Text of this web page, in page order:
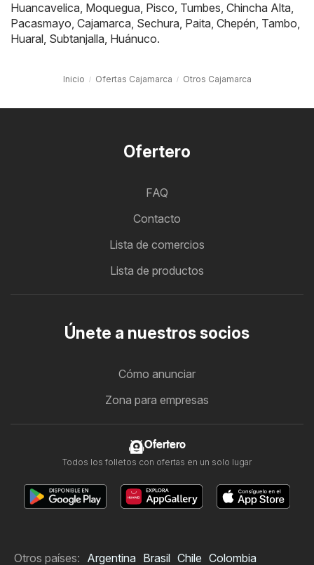
Huancavelica Moquegua Pisco Tumbes Chincha Alta
Pacasmayo Cajamarca Sechura Paita Chepén Tambo
Huaral Subtanjalla Huánuco.
Inicio Ofertas Cajamarca Otros Cajamarca
Ofertero
FAQ
Contacto
Lista de comercios
Lista de productos
Únete a nuestros socios
Cómo anunciar
Zona para empresas
Ofertero
Todos los folletos con ofertas en un solo lugar
Otros países: Argentina Brasil Chile Colombia